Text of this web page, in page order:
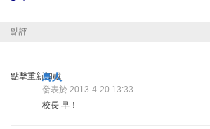
點評
點擊重新加載
鳥人
發表於 2013-4-20 13:33
校長 早！